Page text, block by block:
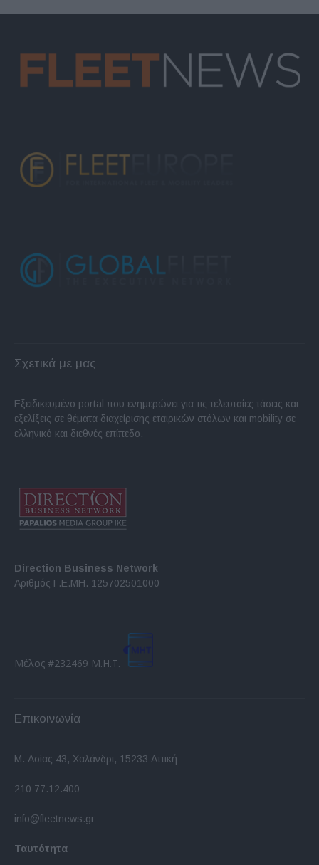
Σχετικά με μας
Εξειδικευμένο portal που ενημερώνει για τις τελευταίες τάσεις και
εξελίξεις σε θέματα διαχείρισης εταιρικών στόλων και mobility σε
ελληνικό και διεθνές επίπεδο.
Direction Business Network
Αριθμός Γ.Ε.ΜΗ. 125702501000
Μέλος #232469 Μ.Η.Τ.
Επικοινωνία
Μ. Ασίας 43, Χαλάνδρι, 15233 Αττική
210 77.12.400
info@fleetnews.gr
Ταυτότητα